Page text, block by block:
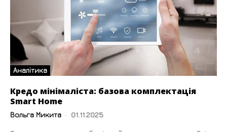
Аналітика
Кредо мінімаліста: базова комплектація
Smart Home
Вольга Микита - 01.11.2025